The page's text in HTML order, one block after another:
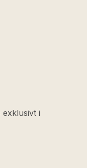
exklusivt i